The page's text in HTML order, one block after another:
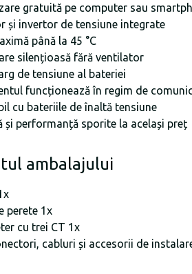
gratuită pe computer sau
și invertor de tensiune integrate
până la 45 °C
silențioasă fără ventilator
de tensiune al bateriei
funcționează în regim de
cu bateriile de înaltă tensiune
și performanță sporite la același preț
ambalajului
perete 1x
cu trei CT 1x
cabluri și accesorii de